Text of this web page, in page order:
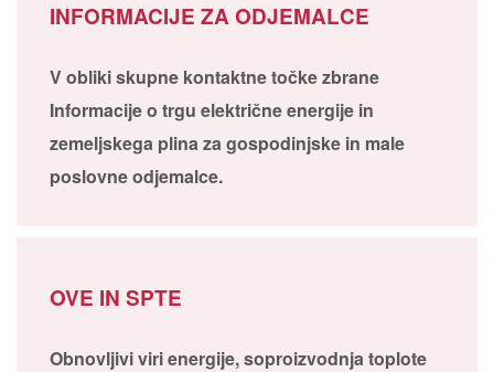
INFORMACIJE ZA ODJEMALCE
V obliki skupne kontaktne točke zbrane
Informacije o trgu električne energije in
zemeljskega plina za gospodinjske in male
poslovne odjemalce.
OVE IN SPTE
Obnovljivi viri energije, soproizvodnja toplote